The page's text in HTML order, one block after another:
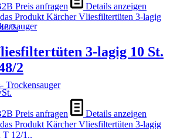
Trockensauger
Preis anfragen Details anzeigen
3-lagig 10 St.
2
Preis anfragen Details anzeigen